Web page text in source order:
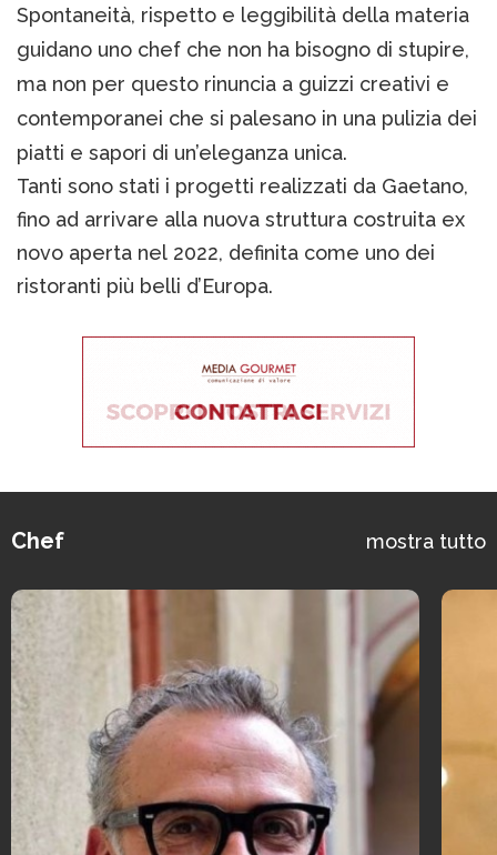
Spontaneità, rispetto e leggibilità della materia
guidano uno chef che non ha bisogno di stupire,
ma non per questo rinuncia a guizzi creativi e
contemporanei che si palesano in una pulizia dei
piatti e sapori di un’eleganza unica.
Tanti sono stati i progetti realizzati da Gaetano,
fino ad arrivare alla nuova struttura costruita ex
novo aperta nel 2022, definita come uno dei
ristoranti più belli d’Europa.
Chef mostra tutto